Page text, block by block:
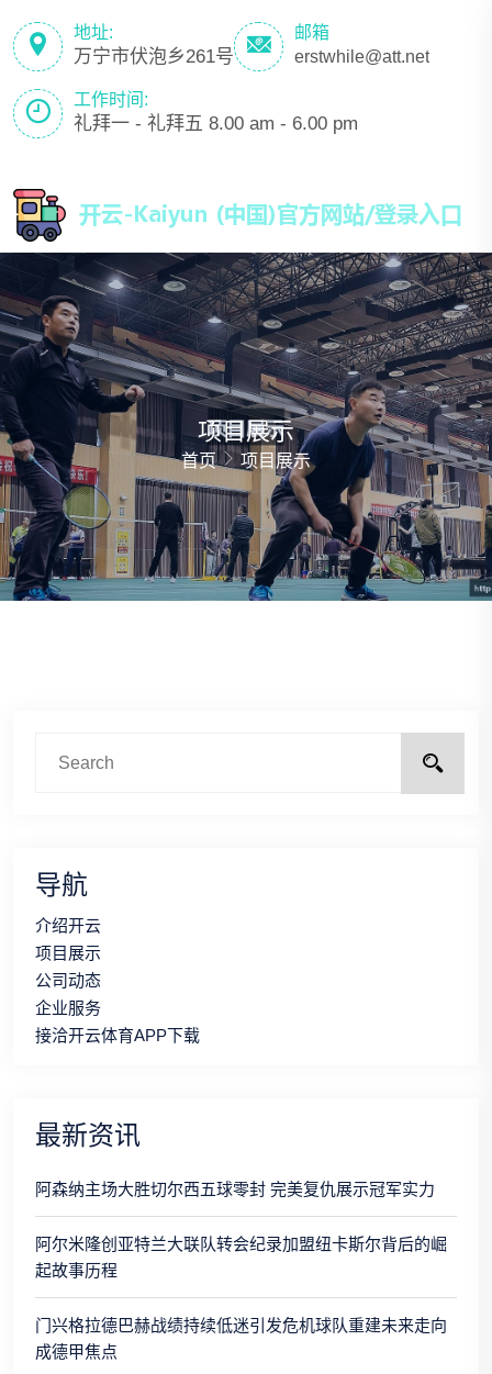
地址:
万宁市伏泡乡261号
邮箱
erstwhile@att.net
工作时间:
礼拜一 - 礼拜五 8.00 am - 6.00 pm
项目展示
首页 项目展示
导航
介绍开云
项目展示
公司动态
企业服务
接洽开云体育APP下载
最新资讯
阿森纳主场大胜切尔西五球零封 完美复仇展示冠军实力
阿尔米隆创亚特兰大联队转会纪录加盟纽卡斯尔背后的崛
起故事历程
门兴格拉德巴赫战绩持续低迷引发危机球队重建未来走向
成德甲焦点